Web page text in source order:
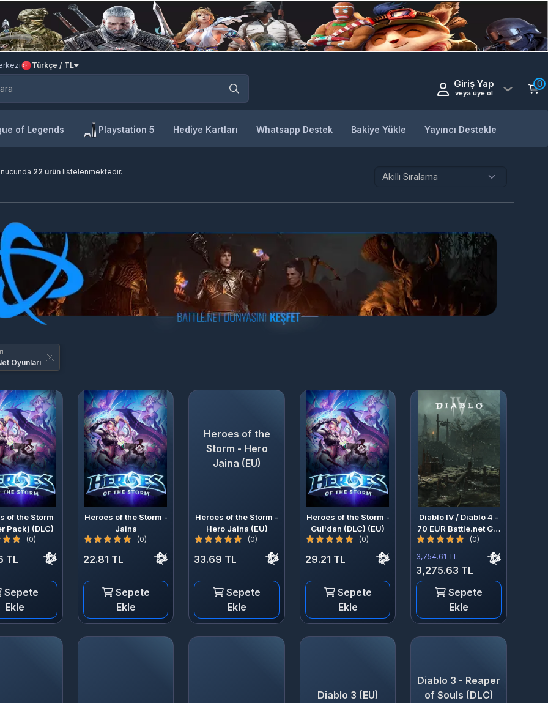
Türkçe / TL
Giriş Yap
veya üye ol
0
of Legends Playstation 5 Hediye Kartları Whatsapp Destek Bakiye Yükle Yayıncı Destekle
22 ürünlistelenmektedir.
Oyunları
of the Storm
Pack) (DLC)
(0)
TL
Sepete
Ekle
Heroes of the Storm -
Jaina
(0)
22.81 TL
Sepete
Ekle
Heroes of the
Storm - Hero
Jaina (EU)
Heroes of the Storm -
Hero Jaina (EU)
(0)
33.69 TL
Sepete
Ekle
Heroes of the Storm -
Gul'dan (DLC) (EU)
(0)
29.21 TL
Sepete
Ekle
Diablo IV / Diablo 4 -
70 EUR Battle.net Gift
Card Bundle (EU)
(0)
3,754.61 TL
3,275.63 TL
Sepete
Ekle
Diablo 3 (EU)
Diablo 3 - Reaper
of Souls (DLC)